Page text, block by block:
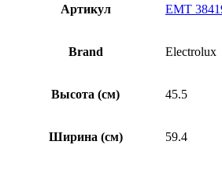
Артикул EMT
Brand Electrolux
Высота (см) 45.5
Ширина (см) 59.4